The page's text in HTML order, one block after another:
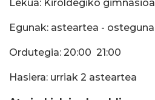
Lekua: Kiroldegiko gimnasioa
Egunak: asteartea - osteguna
Ordutegia: 20:00  21:00
Hasiera: urriak 2 asteartea